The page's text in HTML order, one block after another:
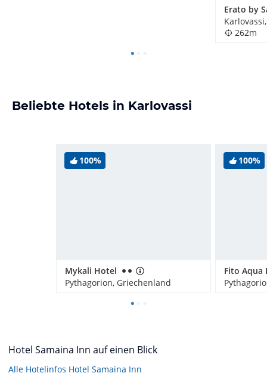
262m
Beliebte Hotels in Karlovassi
100%
Mykali Hotel
Pythagorion, Griechenland
100%
Hotel Samaina Inn auf einen Blick
Alle Hotelinfos Hotel Samaina Inn